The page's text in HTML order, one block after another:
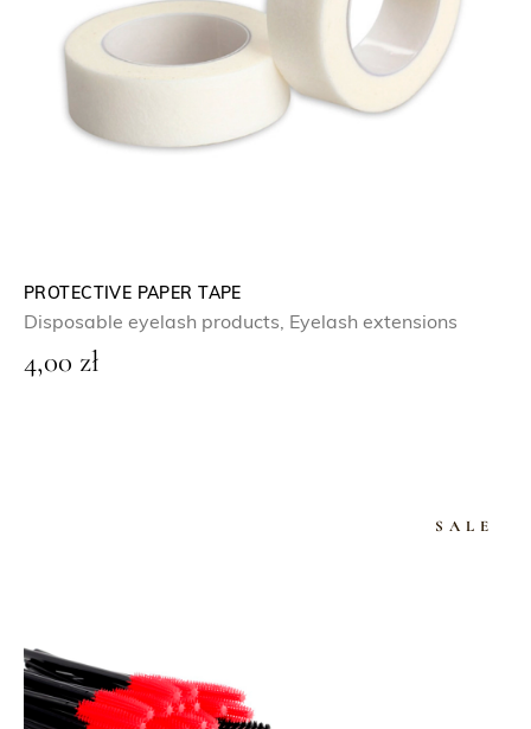
PROTECTIVE PAPER TAPE
Disposable eyelash products, Eyelash extensions
4,00 zł
SALE